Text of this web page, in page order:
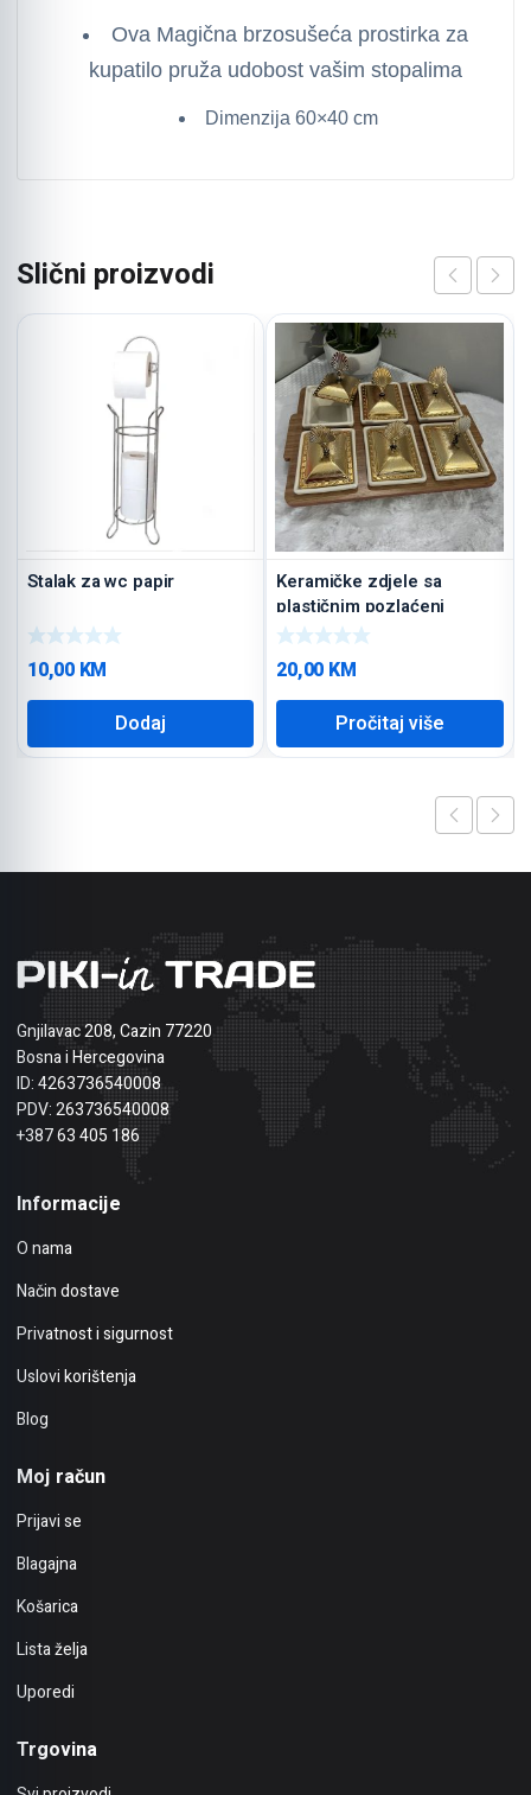
Ova Magična brzosušeća prostirka za
kupatilo pruža udobost vašim stopalima
Dimenzija 60×40 cm
Slični proizvodi
Stalak za wc papir
10,00 KM
Dodaj
Keramičke zdjele sa
plastičnim pozlaćeni
poklopcima
20,00 KM
Pročitaj više
Gnjilavac 208, Cazin 77220
Bosna i Hercegovina
ID: 4263736540008
PDV: 263736540008
+387 63 405 186
Informacije
O nama
Način dostave
Privatnost i sigurnost
Uslovi korištenja
Blog
Moj račun
Prijavi se
Blagajna
Košarica
Lista želja
Uporedi
Trgovina